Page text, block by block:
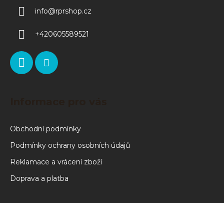
info@rprshop.cz
+420605589521
Obchodní podmínky
Podmínky ochrany osobních údajů
Reklamace a vrácení zboží
Doprava a platba